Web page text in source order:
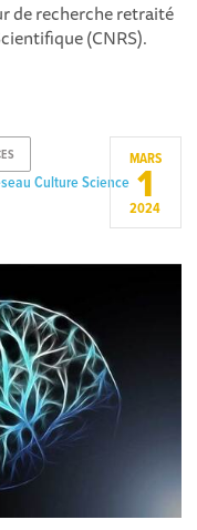
de recherche retraité
(CNRS).
Culture Science
MARS
1
2024